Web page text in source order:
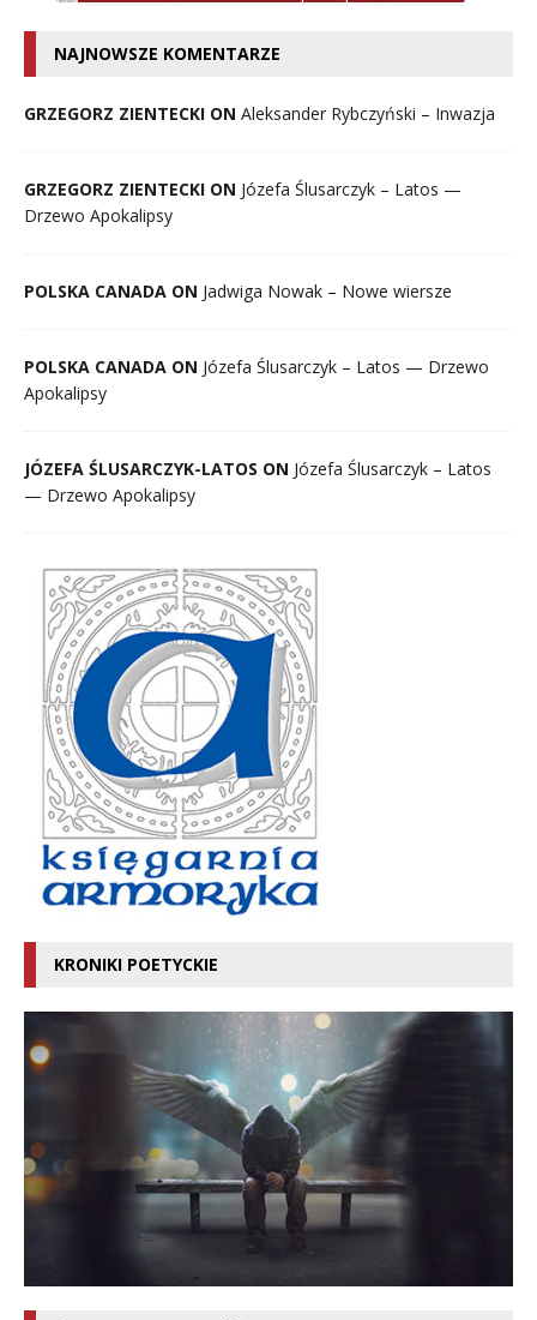
NAJNOWSZE KOMENTARZE
GRZEGORZ ZIENTECKI ON Aleksander Rybczyński – Inwazja
GRZEGORZ ZIENTECKI ON Józefa Ślusarczyk – Latos —
Drzewo Apokalipsy
POLSKA CANADA ON Jadwiga Nowak – Nowe wiersze
POLSKA CANADA ON Józefa Ślusarczyk – Latos — Drzewo
Apokalipsy
JÓZEFA ŚLUSARCZYK-LATOS ON Józefa Ślusarczyk – Latos
— Drzewo Apokalipsy
KRONIKI POETYCKIE